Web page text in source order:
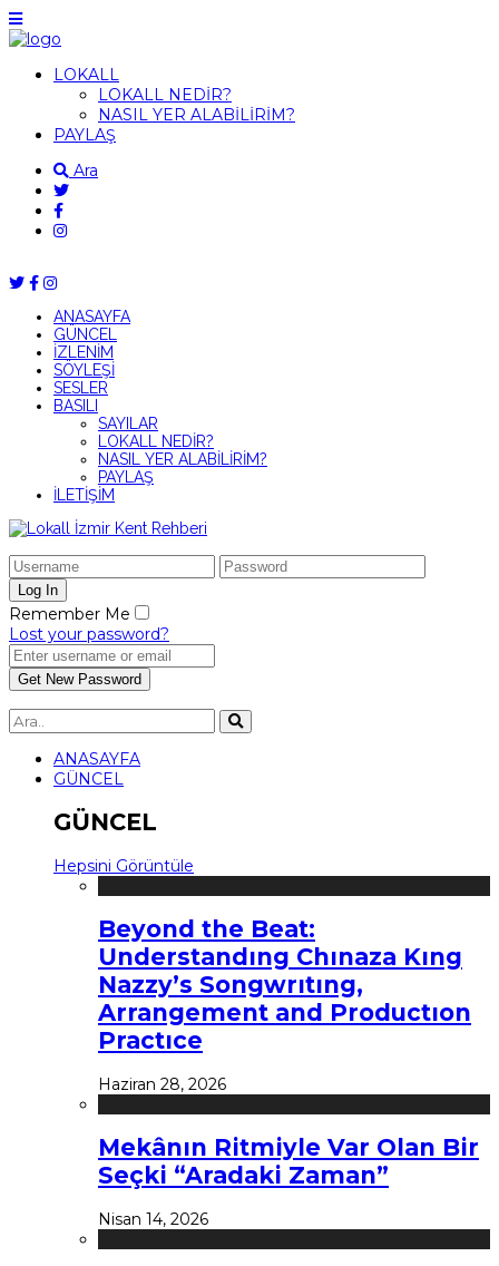
LOKALL
LOKALL NEDİR?
NASIL YER ALABİLİRİM?
PAYLAŞ
Ara
ANASAYFA
GÜNCEL
İZLENİM
SÖYLEŞİ
SESLER
BASILI
SAYILAR
LOKALL NEDİR?
NASIL YER ALABİLİRİM?
PAYLAŞ
İLETİŞİM
Remember Me
Lost your password?
ANASAYFA
GÜNCEL
GÜNCEL
Hepsini Görüntüle
Beyond the Beat:
Understandıng Chınaza Kıng
Nazzy’s Songwrıtıng,
Arrangement and Productıon
Practıce
Haziran 28, 2026
Mekânın Ritmiyle Var Olan Bir
Seçki “Aradaki Zaman”
Nisan 14, 2026